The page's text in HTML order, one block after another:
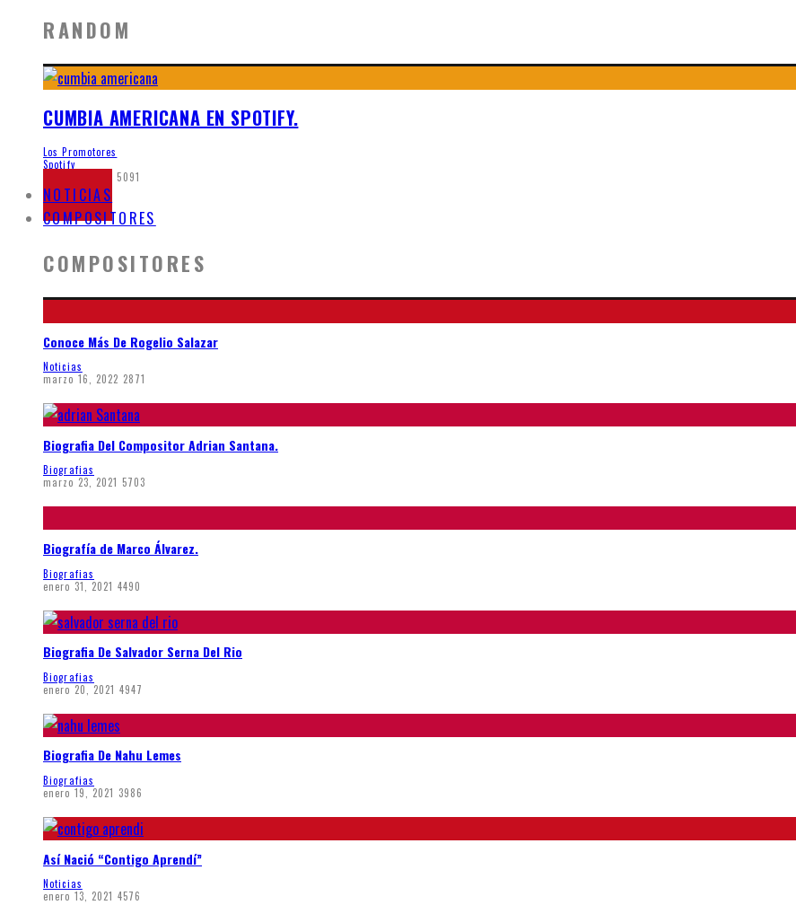
RANDOM
CUMBIA AMERICANA EN SPOTIFY.
Los Promotores
Spotify
5091
NOTICIAS
COMPOSITORES
COMPOSITORES
Conoce Más De Rogelio Salazar
Noticias
marzo 16, 2022 2871
Biografia Del Compositor Adrian Santana.
Biografias
marzo 23, 2021 5703
Biografía de Marco Álvarez.
Biografias
enero 31, 2021 4490
Biografia De Salvador Serna Del Rio
Biografias
enero 20, 2021 4947
Biografia De Nahu Lemes
Biografias
enero 19, 2021 3986
Así Nació “Contigo Aprendí”
Noticias
enero 13, 2021 4576